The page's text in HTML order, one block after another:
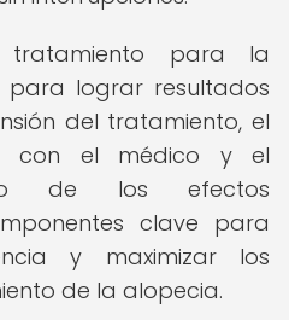
para la
para lograr resultados
del tratamiento, el
con el médico y el
de los efectos
clave para
y maximizar los
de la alopecia.